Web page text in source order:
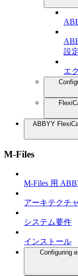
設
エ
ABBYY
M-Files
M-Files 用
アーキテクチャ
システム要件
インストール
Configuring